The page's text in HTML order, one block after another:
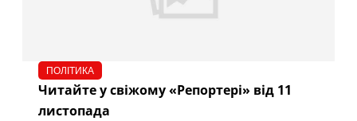
ПОЛІТИКА
Читайте у свіжому «Репортері» від 11
листопада